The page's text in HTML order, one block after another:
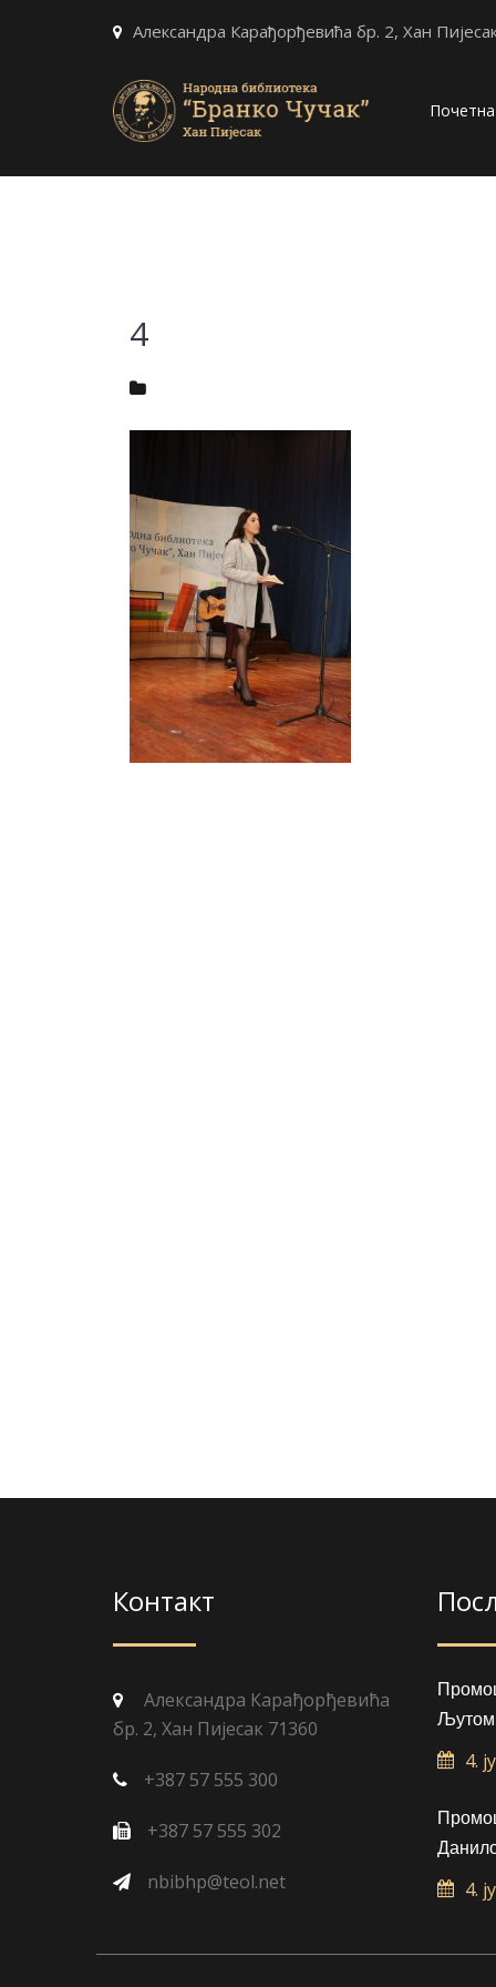
Александра Карађорђевића бр. 2, Хан
Почетна
4
Контакт
Александра Карађорђевића
бр. 2, Хан Пијесак 71360
+387 57 555 300
+387 57 555 302
nbibhp@teol.net
4.
4.